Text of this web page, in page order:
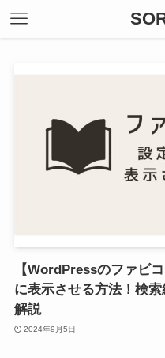
【WordPressのファビ
に表示させる方法！検
解説
2024年9月5日